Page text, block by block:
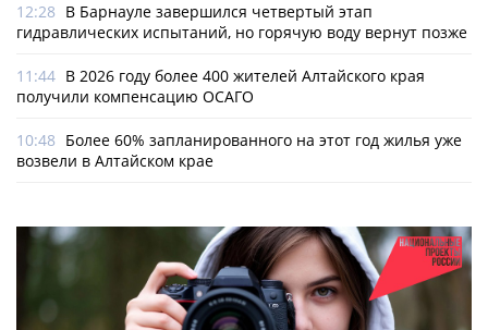
12:28 В Барнауле завершился четвертый этап
гидравлических испытаний, но горячую воду вернут позже
11:44 В 2026 году более 400 жителей Алтайского края
получили компенсацию ОСАГО
10:48 Более 60% запланированного на этот год жилья уже
возвели в Алтайском крае